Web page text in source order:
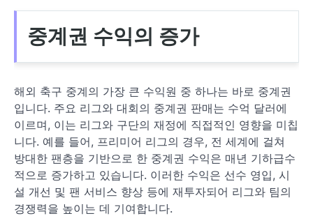
중계권 수익의 증가
해외 축구 중계의 가장 큰 수익원 중 하나는 바로 중계권
입니다. 주요 리그와 대회의 중계권 판매는 수억 달러에
이르며, 이는 리그와 구단의 재정에 직접적인 영향을 미칩
니다. 예를 들어, 프리미어 리그의 경우, 전 세계에 걸쳐
방대한 팬층을 기반으로 한 중계권 수익은 매년 기하급수
적으로 증가하고 있습니다. 이러한 수익은 선수 영입, 시
설 개선 및 팬 서비스 향상 등에 재투자되어 리그와 팀의
경쟁력을 높이는 데 기여합니다.